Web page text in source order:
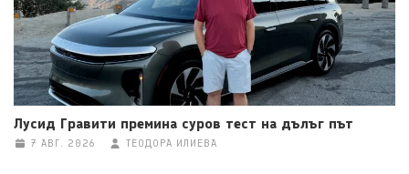
Лусид Гравити премина суров тест на дълъг път
7 АВГ. 2026 ТЕОДОРА ИЛИЕВА